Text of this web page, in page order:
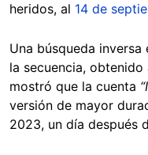
heridos, al 14 de
Una búsqueda
la secuencia, obtenido
mostró que la cuenta
versión de mayor
2023, un día después